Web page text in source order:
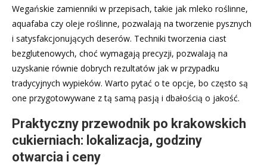
Wegańskie zamienniki w przepisach, takie jak mleko roślinne,
aquafaba czy oleje roślinne, pozwalają na tworzenie pysznych
i satysfakcjonujących deserów. Techniki tworzenia ciast
bezglutenowych, choć wymagają precyzji, pozwalają na
uzyskanie równie dobrych rezultatów jak w przypadku
tradycyjnych wypieków. Warto pytać o te opcje, bo często są
one przygotowywane z tą samą pasją i dbałością o jakość.
Praktyczny przewodnik po krakowskich
cukierniach: lokalizacja, godziny
otwarcia i ceny